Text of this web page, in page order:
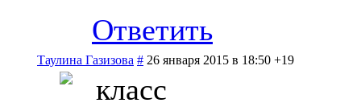
Ответить
Таулина Газизова # 26 января 2015 в 18:50 +19
класс